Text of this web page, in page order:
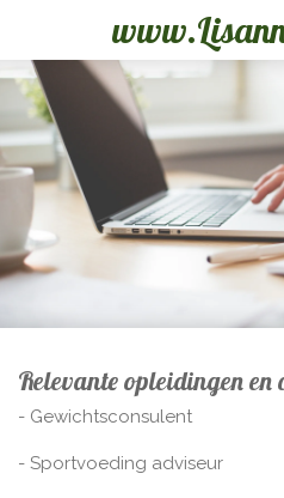
naar
hoofdinhoud
Relevante opleidingen en
- Gewichtsconsulent
- Sportvoeding adviseur